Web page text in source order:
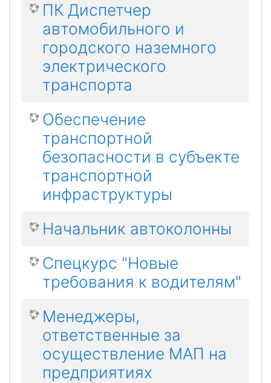
ПК Диспетчер
автомобильного и
городского наземного
электрического
транспорта
Обеспечение
транспортной
безопасности в субъекте
транспортной
инфраструктуры
Начальник автоколонны
Спецкурс "Новые
требования к водителям"
Менеджеры,
ответственные за
осуществление МАП на
предприятиях